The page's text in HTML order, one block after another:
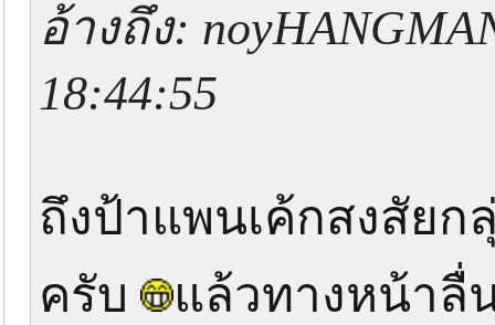
อ้างถึง:
18:44:55
ถึงป้าแพนเค้กสงสัยก
ครับ
แล้วทางหน้าลื่